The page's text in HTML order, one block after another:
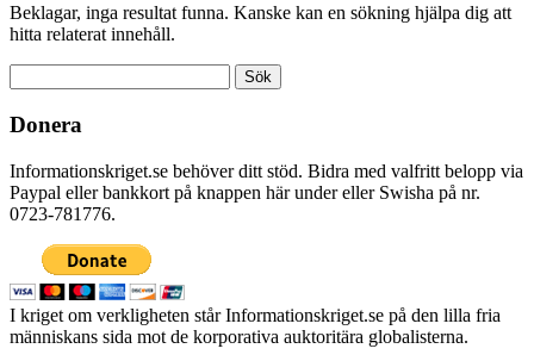
Beklagar, inga resultat funna. Kanske kan en sökning hjälpa dig att
hitta relaterat innehåll.
efter:
Donera
Informationskriget.se behöver ditt stöd. Bidra med valfritt belopp via
Paypal eller bankkort på knappen här under eller Swisha på nr.
0723-781776.
I kriget om verkligheten står Informationskriget.se på den lilla fria
människans sida mot de korporativa auktoritära globalisterna.